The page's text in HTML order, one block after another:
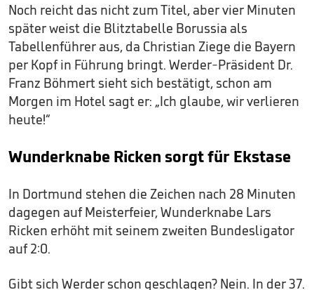
Noch reicht das nicht zum Titel, aber vier Minuten
später weist die Blitztabelle Borussia als
Tabellenführer aus, da Christian Ziege die Bayern
per Kopf in Führung bringt. Werder-Präsident Dr.
Franz Böhmert sieht sich bestätigt, schon am
Morgen im Hotel sagt er: „Ich glaube, wir verlieren
heute!“
Wunderknabe Ricken sorgt für Ekstase
In Dortmund stehen die Zeichen nach 28 Minuten
dagegen auf Meisterfeier, Wunderknabe Lars
Ricken erhöht mit seinem zweiten Bundesligator
auf 2:0.
Gibt sich Werder schon geschlagen? Nein. In der 37.